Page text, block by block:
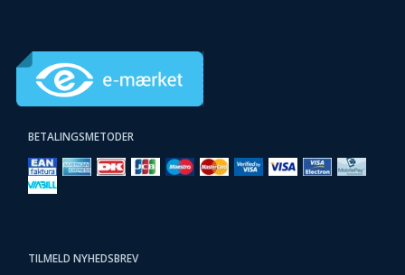
BETALINGSMETODER
TILMELD NYHEDSBREV